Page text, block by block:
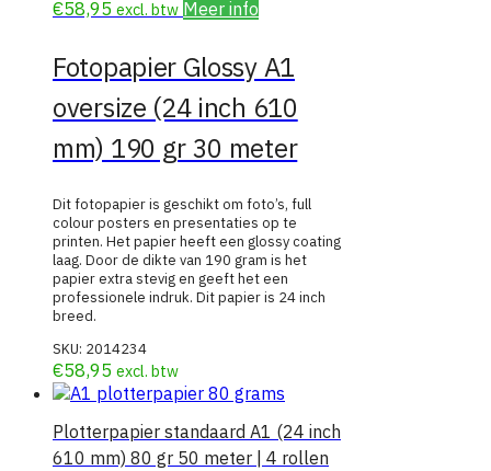
€58,95 excl. btw Meer info
Fotopapier Glossy A1
oversize (24 inch 610
mm) 190 gr 30 meter
Dit fotopapier is geschikt om foto’s, full
colour posters en presentaties op te
printen. Het papier heeft een glossy coating
laag. Door de dikte van 190 gram is het
papier extra stevig en geeft het een
professionele indruk. Dit papier is 24 inch
breed.
SKU: 2014234
€58,95 excl. btw
Plotterpapier standaard A1 (24 inch
610 mm) 80 gr 50 meter | 4 rollen